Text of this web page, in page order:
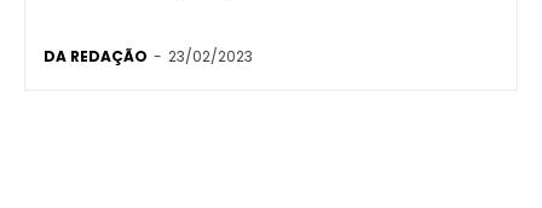
DA REDAÇÃO - 23/02/2023